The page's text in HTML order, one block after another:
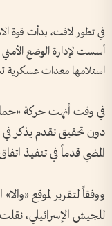
في تطور لافت، بدأت قوة
أسست لإدارة الوضع
استلامها معدات عسكرية
في وقت أنهت حركة
دون تحقيق تقدم يذكر
المضي قدماً في تنفيذ
ووفقاً لتقرير لموقع